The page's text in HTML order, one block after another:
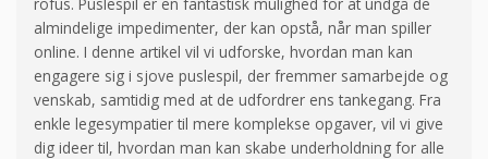
almindelige impedimenter, der kan opstå, når man spiller
online. I denne artikel vil vi udforske, hvordan man kan
engagere sig i sjove puslespil, der fremmer samarbejde og
venskab, samtidig med at de udfordrer ens tankegang. Fra
enkle legesympatier til mere komplekse opgaver, vil vi give
dig ideer til, hvordan man kan skabe underholdning for alle